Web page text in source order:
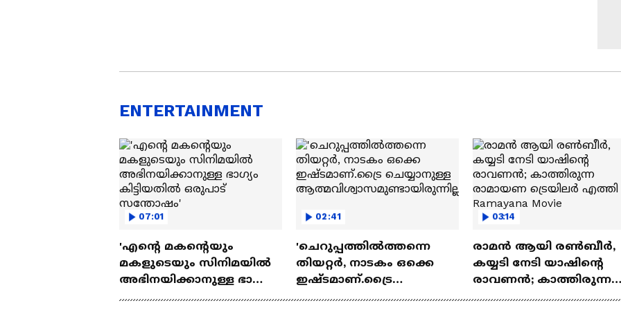
ENTERTAINMENT
07:01
'എന്റെ മകന്റെയും
മകളുടെയും സിനിമയിൽ
അഭിനയിക്കാനുള്ള ഭാഗ്യം
കിട്ടിയതിൽ ഒരുപാട്
02:41
'ചെറുപ്പത്തിൽത്തന്നെ
തിയറ്റർ, നാടകം ഒക്കെ
ഇഷ്ടമാണ്.ട്രൈ
ചെയ്യാനുള്ള
03:14
രാമന്‍ ആയി രൺബീർ,
കയ്യടി നേടി യാഷിന്റെ
രാവണൻ; കാത്തിരുന്ന
രാമായണ ട്രെയിലർ